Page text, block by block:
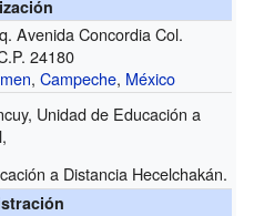
Avenida Concordia Col.
24180
,Campeche, México
Unidad de Educación a
a Distancia Hecelchakán.